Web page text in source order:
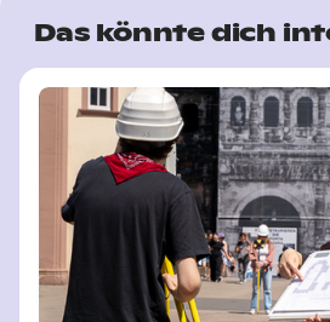
Das könnte dich